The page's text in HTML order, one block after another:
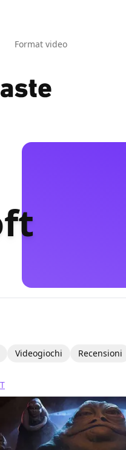
Format video
Videogiochi Recensioni